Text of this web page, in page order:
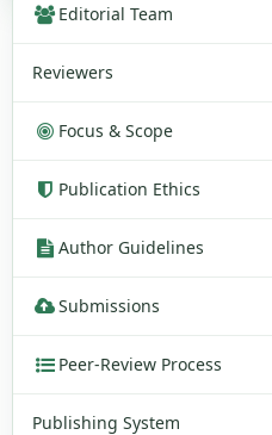
Editorial Team
Reviewers
Focus & Scope
Publication Ethics
Author Guidelines
Submissions
Peer-Review Process
Publishing System